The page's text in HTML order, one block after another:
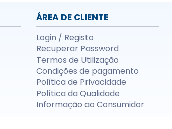
ÁREA DE CLIENTE
Login / Registo
Recuperar Password
Termos de Utilização
Condições de pagamento
Política de Privacidade
Política da Qualidade
Informação ao Consumidor